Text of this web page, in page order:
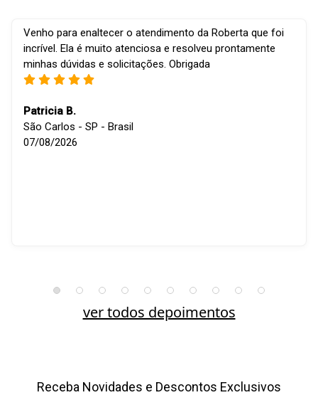
Venho para enaltecer o atendimento da Roberta que foi
incrível. Ela é muito atenciosa e resolveu prontamente
minhas dúvidas e solicitações. Obrigada
Patricia B.
São Carlos - SP - Brasil
07/08/2026
ver todos depoimentos
Receba Novidades e Descontos Exclusivos